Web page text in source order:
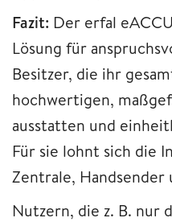
Fazit: Der erfal
Lösung für
Besitzer, die ihr
hochwertigen,
ausstatten und
Für sie lohnt sich die
Zentrale, Handsender
Nutzern, die z. B. nur